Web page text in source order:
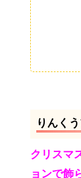
りんく
クリスマ
ョンで飾